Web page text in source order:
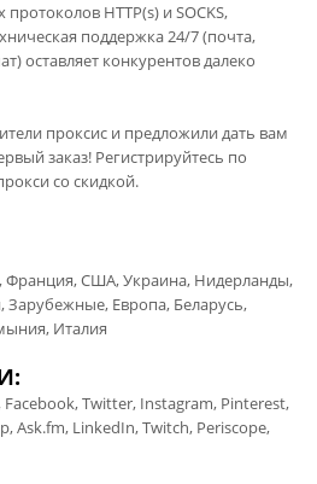
HTTP(s) и SOCKS,
поддержка 24/7 (почта,
оставляет конкурентов далеко
проксис и предложили дать вам
заказ! Регистрируйтесь по
со скидкой.
Франция, США, Украина, Нидерланды,
Зарубежные, Европа, Беларусь,
Италия
Facebook, Twitter, Instagram, Pinterest,
Ask.fm, LinkedIn, Twitch, Periscope,